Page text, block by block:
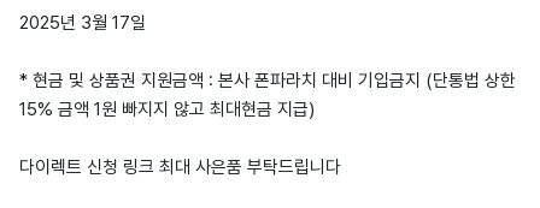
2025년 3월 17일
* 현금 및 상품권 지원금액 : 본사 폰파라치 대비 기입금지 (단통법 상한
15% 금액 1원 빠지지 않고 최대현금 지급)
다이렉트 신청 링크 최대 사은품 부탁드립니다